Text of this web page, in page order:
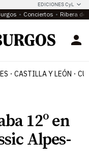
EDICIONES CyL
Conciertos Ribera del
CASTILLA Y LEÓN
12º en
Alpes-